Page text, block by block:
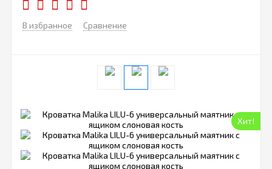
В избранное Сравнение
Хит!